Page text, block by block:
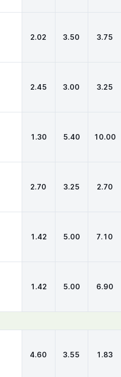
2.02 3.50 3.75
2.45 3.00 3.25
1.30 5.40 10.00
2.70 3.25 2.70
1.42 5.00 7.10
1.42 5.00 6.90
4.60 3.55 1.83